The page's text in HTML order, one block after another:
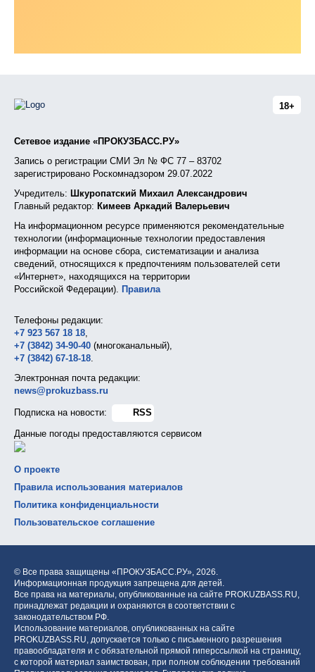
18+
Сетевое издание «ПРОКУЗБАСС.РУ»
Запись о регистрации СМИ Эл № ФС 77 – 83702
зарегистрировано Роскомнадзором 29.07.2022
Учредитель: Шкуропатский Михаил Александрович
Главный редактор: Кимеев Аркадий Валерьевич
На информационном ресурсе применяются рекомендательные
технологии (информационные технологии предоставления
информации на основе сбора, систематизации и анализа
сведений, относящихся к предпочтениям пользователей сети
«Интернет», находящихся на территории
Российской Федерации). Правила
Телефоны редакции:
+7 923 567 18 18
+7 (3842) 34-90-40 (многоканальный),
+7 (3842) 67-18-18
Электронная почта редакции:
news@prokuzbass.ru
Подписка на новости:
RSS
Данные погоды предоставляются сервисом
О проекте
Правила использования материалов
Политика конфиденциальности
Пользовательское соглашение
© Все права защищены «ПРОКУЗБАСС.РУ», 2026.
Информационная продукция запрещена для детей.
Все права на материалы, опубликованные на сайте PROKUZBASS.RU,
принадлежат редакции и охраняются в соответствии с
законодательством РФ.
Использование материалов, опубликованных на сайте
PROKUZBASS.RU, допускается только с письменного разрешения
правообладателя и с обязательной прямой гиперссылкой на страницу,
с которой материал заимствован, при полном соблюдении требований